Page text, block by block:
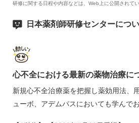
研修に関する日程や内容などは、Web上に公開されて
日本薬剤師研修センターにつ
心不全における最新の薬物治療に
新規心不全治療薬を把握し薬効用法、
ューボ、アデムパスにおいても学んで